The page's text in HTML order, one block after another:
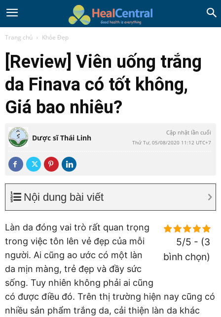
Trang chủ Khỏe Đẹp
[Review] Viên uống trắng
da Finava có tốt không,
Giá bao nhiêu?
Dược sĩ Thái Linh
Cập nhật lần cuối
Thứ Tư, 05/08/2020 11:12 UTC+7
Nội dung bài viết
5/5 - (3
bình chọn)
Làn da đóng vai trò rất quan trọng
trong việc tôn lên vẻ đẹp của mỗi
người. Ai cũng ao ước có một làn
da mịn màng, trẻ đẹp và đầy sức
sống. Tuy nhiên không phải ai cũng
có được điều đó. Trên thị trường hiện nay cũng có
nhiều sản phẩm trắng da, cải thiện làn da khác